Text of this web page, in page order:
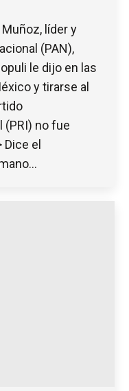
Muñoz, líder y
(PAN),
le dijo en las
y tirarse al
(PRI) no fue
Dice el